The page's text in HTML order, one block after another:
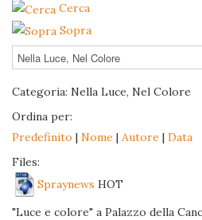
Cerca
Sopra
Categoria: Nella Luce, Nel Colore
Ordina per:
Predefinito | Nome | Autore | Data
Files:
Spraynews HOT
"Luce e colore" a Palazzo della